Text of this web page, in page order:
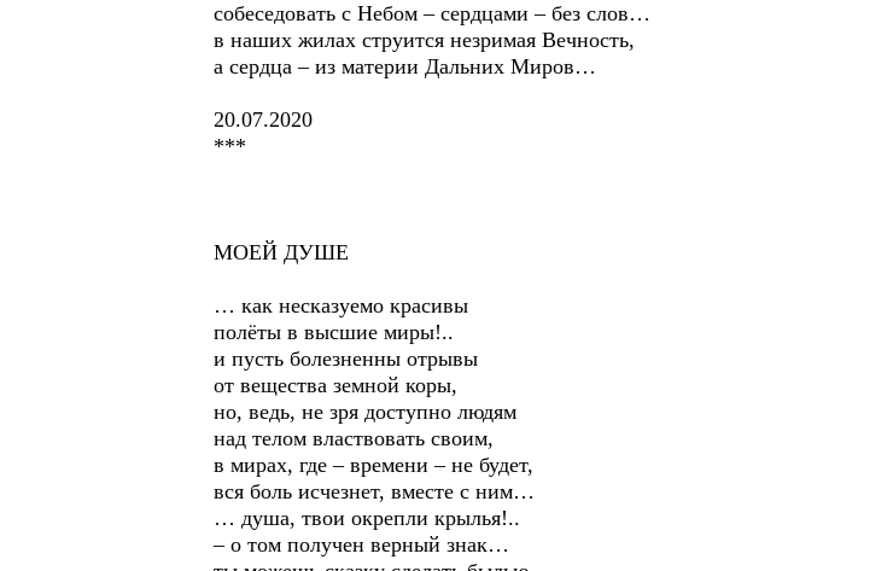
собеседовать с Небом – сердцами – без слов…
в наших жилах струится незримая Вечность,
а сердца – из материи Дальних Миров…
20.07.2020
***
МОЕЙ ДУШЕ
… как несказуемо красивы
полёты в высшие миры!..
и пусть болезненны отрывы
от вещества земной коры,
но, ведь, не зря доступно людям
над телом властвовать своим,
в мирах, где – времени – не будет,
вся боль исчезнет, вместе с ним…
… душа, твои окрепли крылья!..
– о том получен верный знак…